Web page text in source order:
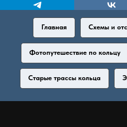
Главная Схемы и
Фотопутешествие по кольцу
Старые трассы кольца